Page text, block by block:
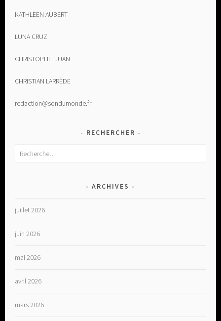
KATHLEEN AUBERT
LUNA CRUZ
CHRISTOPHE JUAN
CHRISTIAN LARRÈDE
redaction@sondumonde.fr
RECHERCHER
Rechercher :
ARCHIVES
juillet 2026
juin 2026
mai 2026
avril 2026
mars 2026